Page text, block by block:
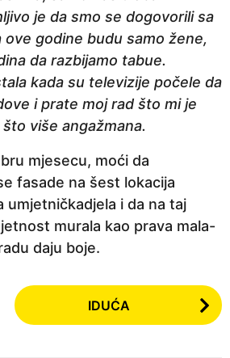
je da smo se dogovorili sa
godine budu samo žene,
da razbijamo tabue.
kada su televizije počele da
i prate moj rad što mi je
više angažmana.
mjesecu, moći da
fasade na šest lokacija
umjetničkadjela i da na taj
murala kao prava mala-
daju boje.
IDUĆA